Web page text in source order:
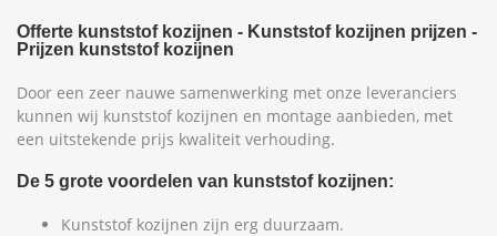
Offerte kunststof kozijnen - Kunststof kozijnen prijzen -
Prijzen kunststof kozijnen
Door een zeer nauwe samenwerking met onze leveranciers
kunnen wij kunststof kozijnen en montage aanbieden, met
een uitstekende prijs kwaliteit verhouding.
De 5 grote voordelen van kunststof kozijnen:
Kunststof kozijnen zijn erg duurzaam.